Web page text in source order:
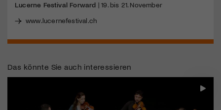
Lucerne Festival Forward | 19. bis 21. November
www.lucernefestival.ch
Das könnte Sie auch interessieren